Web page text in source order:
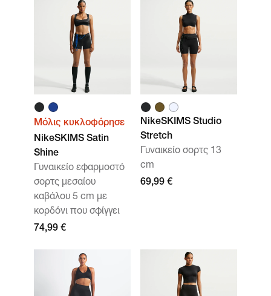
Μόλις κυκλοφόρησε
NikeSKIMS Satin
Shine
Γυναικείο εφαρμοστό
σορτς μεσαίου
καβάλου 5 cm με
κορδόνι που σφίγγει
74,99 €
NikeSKIMS Studio
Stretch
Γυναικείο σορτς 13
cm
69,99 €